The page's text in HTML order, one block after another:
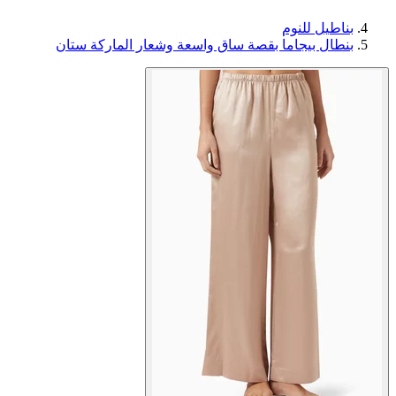
بناطيل للنوم
بنطال بيجاما بقصة ساق واسعة وشعار الماركة ستان